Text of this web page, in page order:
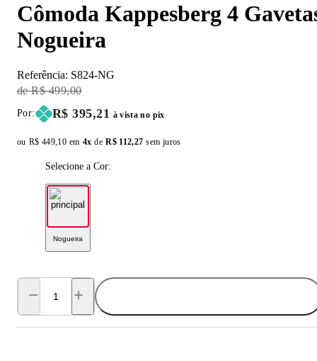
Cômoda Kappesberg 4
Nogueira
Referência: S824-NG
Original Price:
R$ 499,00
Por: Price:
R$ 395,21 à vista no pix
ou Original price:
R$ 449,10 em 4x de Installment price:
R$ 112,27 sem juros
Selecione a Cor:
Nogueira